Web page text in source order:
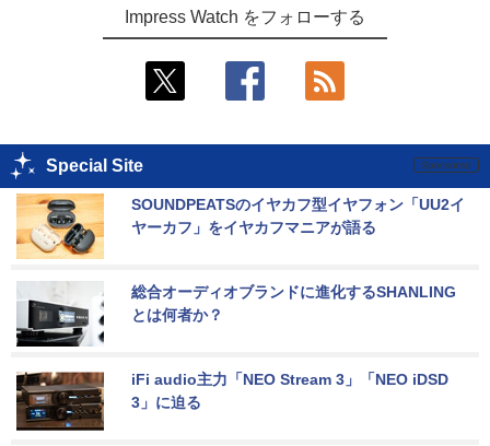
Impress Watch をフォローする
Special Site
SOUNDPEATSのイヤカフ型イヤフォン「UU2イ
ヤーカフ」をイヤカフマニアが語る
総合オーディオブランドに進化するSHANLING
とは何者か？
iFi audio主力「NEO Stream 3」「NEO iDSD
3」に迫る